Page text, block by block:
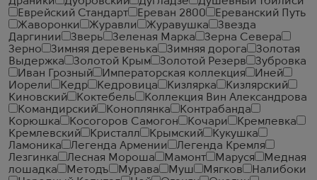
Еврейский Стандарт
Ереван 2800
Ереванский Путь
Жаворонки
Журавли Журавушка
Звезда
Даргинии
Зверь Зеленая Марка
Зерна Севера
Зерно
Зимняя деревенька Зимняя дорога
Золотая
Выдержка
Золотой Крым Золотой Резерв
Зубровка
Иван Грозный
Императорская коллекция
Иней
Иорели
Кедр Кедровица Кизлярка
Кизлярский
Киновский
Коктебель
Коллекция Вин Александрова
Командирский
Коноплянка
Контрабанда
Корюшка
Косогоров Самогон Кочари
Кремлевка
Кремлевский
Кристалл Крымский
Кукушка
Ламоника
Легенда Армении
Легенда Кремля
Лезгинка
Лесная Мороша Мамонт Маруся
Медная
лошадка
Методъ Мурава Муш Мягков
Налибоки